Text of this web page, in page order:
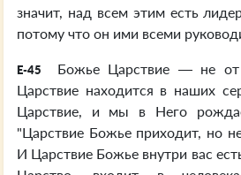
значит, над всем этим есть
потому что он ими всеми
E-45
Божье Царствие — не
Царствие находится в наших
Царствие, и мы в Него
"Царствие Божье приходит, но
И Царствие Божье внутри вас